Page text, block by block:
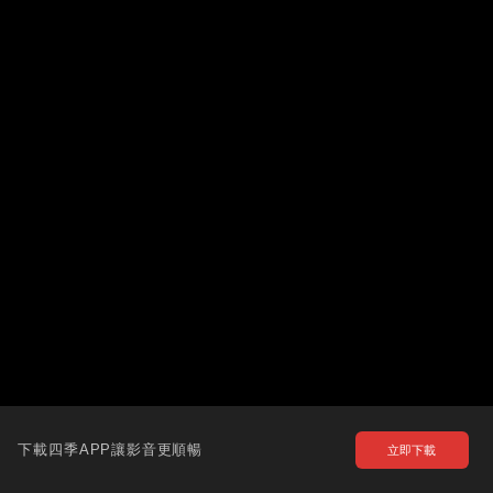
下載四季APP讓影音更順暢 立即下載